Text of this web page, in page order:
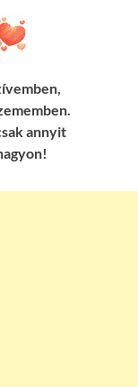
annyit